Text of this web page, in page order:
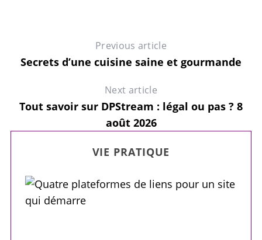
Previous article
Secrets d’une cuisine saine et gourmande
Next article
Tout savoir sur DPStream : légal ou pas ? 8
août 2026
VIE PRATIQUE